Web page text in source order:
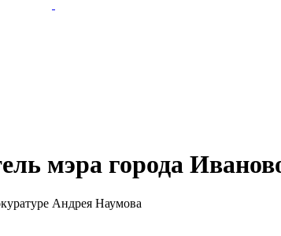
мэра города
Андрея Наумова